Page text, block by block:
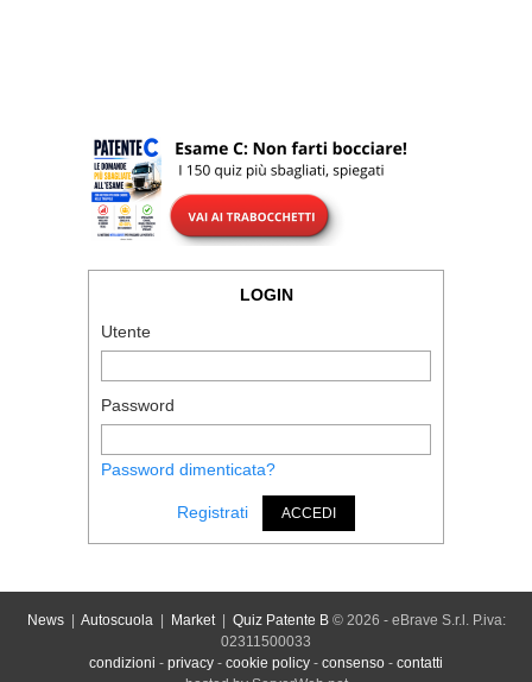
LOGIN
Utente
Password
Password dimenticata?
Registrati ACCEDI
News| Autoscuola| Market| Quiz Patente B© 2026 - eBrave S.r.l. P.iva:
02311500033
condizioni - privacy - cookie policy - consenso - contatti